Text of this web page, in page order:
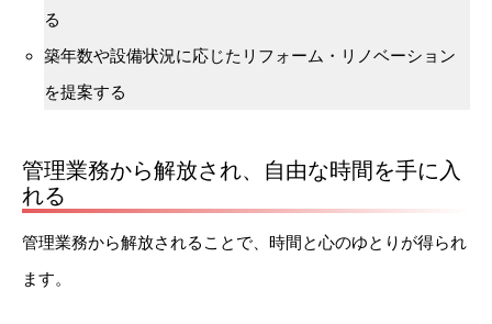
る
築年数や設備状況に応じたリフォーム・リノベーション
を提案する
管理業務から解放され、自由な時間を手に入
れる
管理業務から解放されることで、時間と心のゆとりが得られ
ます。